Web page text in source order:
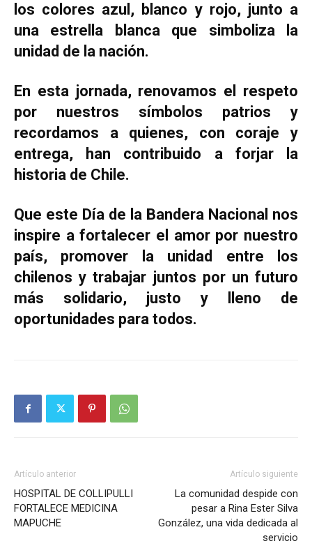
los colores azul, blanco y rojo, junto a
una estrella blanca que simboliza la
unidad de la nación.
En esta jornada, renovamos el respeto
por nuestros símbolos patrios y
recordamos a quienes, con coraje y
entrega, han contribuido a forjar la
historia de Chile.
Que este Día de la Bandera Nacional nos
inspire a fortalecer el amor por nuestro
país, promover la unidad entre los
chilenos y trabajar juntos por un futuro
más solidario, justo y lleno de
oportunidades para todos.
Artículo anterior
HOSPITAL DE COLLIPULLI
FORTALECE MEDICINA
MAPUCHE
Artículo siguiente
La comunidad despide con
pesar a Rina Ester Silva
González, una vida dedicada al
servicio